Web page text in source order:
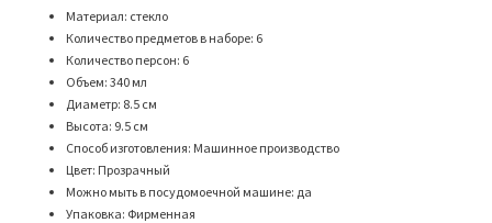
Материал: стекло
Количество предметов в наборе: 6
Количество персон: 6
Объем: 340 мл
Диаметр: 8.5 см
Высота: 9.5 см
Способ изготовления: Машинное производство
Цвет: Прозрачный
Можно мыть в посудомоечной машине: да
Упаковка: Фирменная